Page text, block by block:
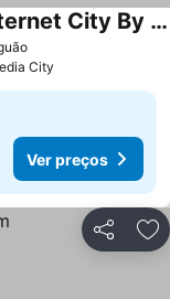
Holiday Inn Express Dubai - Internet City By Ihg
City
Ver preços
Partilhar